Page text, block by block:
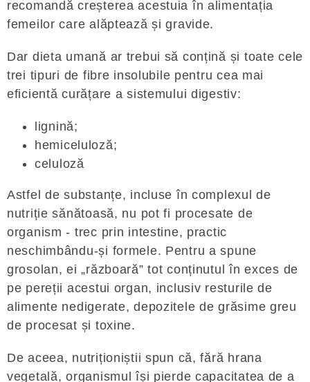
recomandă creșterea acestuia în alimentația
femeilor care alăptează și gravide.
Dar dieta umană ar trebui să conțină și toate cele
trei tipuri de fibre insolubile pentru cea mai
eficientă curățare a sistemului digestiv:
lignină;
hemiceluloză;
celuloză
Astfel de substanțe, incluse în complexul de
nutriție sănătoasă, nu pot fi procesate de
organism - trec prin intestine, practic
neschimbându-și formele. Pentru a spune
grosolan, ei „războară” tot conținutul în exces de
pe pereții acestui organ, inclusiv resturile de
alimente nedigerate, depozitele de grăsime greu
de procesat și toxine.
De aceea, nutriționiștii spun că, fără hrana
vegetală, organismul își pierde capacitatea de a